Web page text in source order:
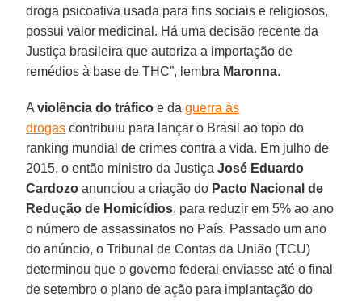
droga psicoativa usada para fins sociais e religiosos,
possui valor medicinal. Há uma decisão recente da
Justiça brasileira que autoriza a importação de
remédios à base de THC”, lembra Maronna.
Aviolência do tráfico e daguerra às
drogas contribuiu para lançar o Brasil ao topo do
ranking mundial de crimes contra a vida. Em julho de
2015, o então ministro da Justiça José Eduardo
Cardozo anunciou a criação do Pacto Nacional de
Redução de Homicídios, para reduzir em 5% ao ano
o número de assassinatos no País. Passado um ano
do anúncio, o Tribunal de Contas da União (TCU)
determinou que o governo federal enviasse até o final
de setembro o plano de ação para implantação do